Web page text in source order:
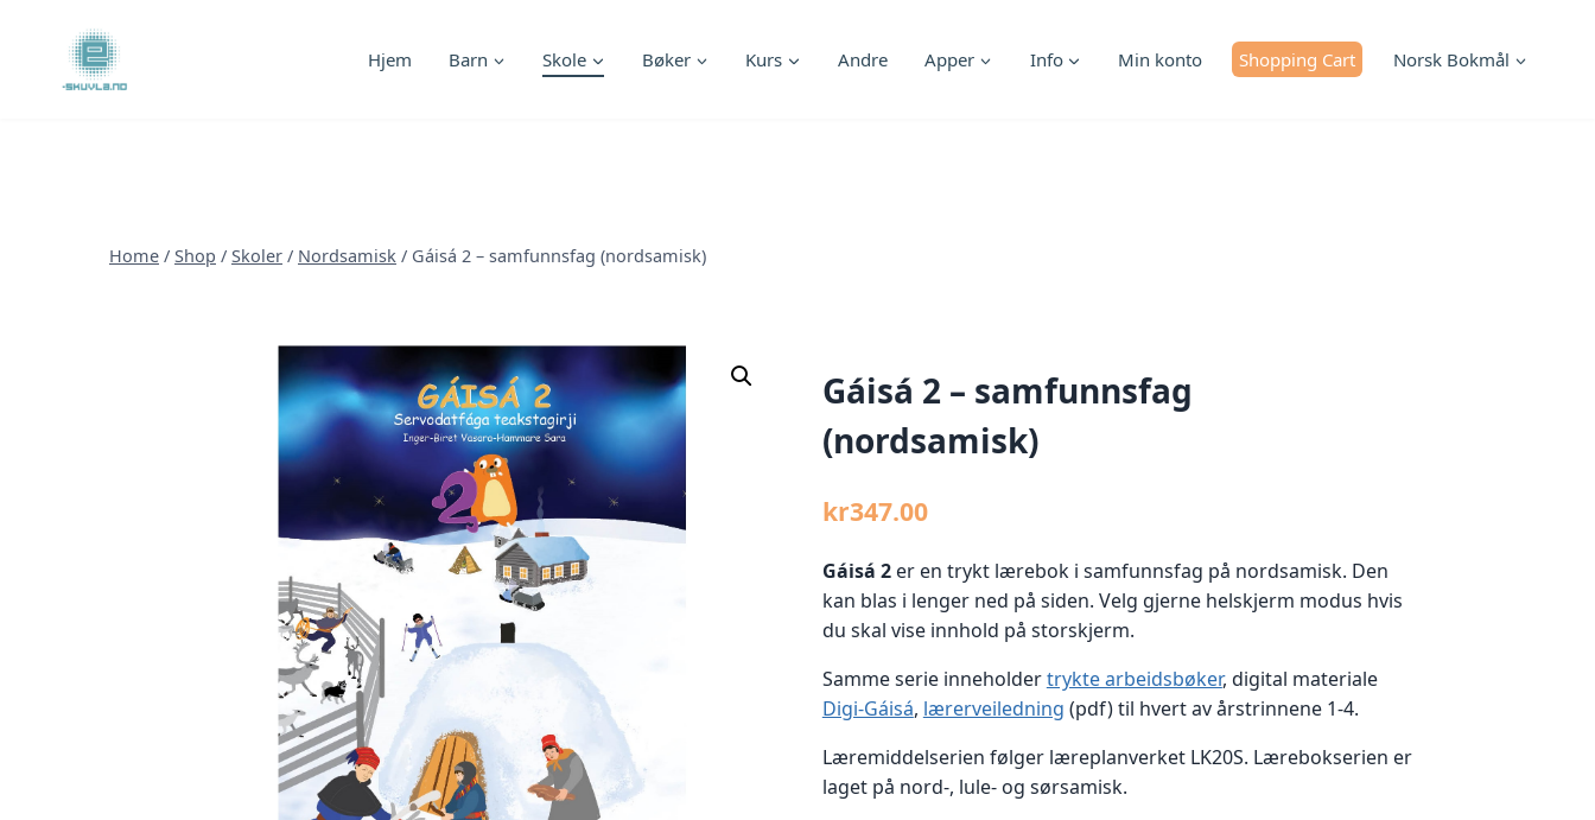
content
Hjem Barn Skole Bøker Kurs Andre Apper Info Min konto Shopping Cart Norsk Bokmål
Home / Shop / Skoler / Nordsamisk / Gáisá 2 – samfunnsfag (nordsamisk)
Gáisá 2 – samfunnsfag
(nordsamisk)
kr347.00
Gáisá 2er en trykt lærebok i samfunnsfag på nordsamisk. Den
kan blas i lenger ned på siden. Velg gjerne helskjerm modus hvis
du skal vise innhold på storskjerm.
Samme serie inneholdertrykte arbeidsbøker, digital materiale
Digi-Gáisá, lærerveiledning (pdf) til hvert av årstrinnene 1-4.
Læremiddelserien følger læreplanverket LK20S. Lærebokserien er
laget på nord-, lule- og sørsamisk.